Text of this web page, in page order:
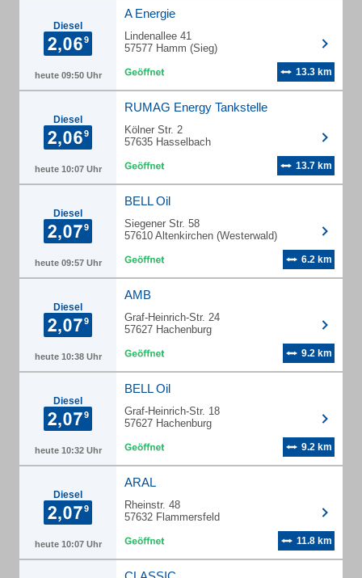
Diesel
heute 09:50 Uhr
A Energie
Lindenallee 41
57577 Hamm (Sieg)
13.3 km
Diesel
heute 10:07 Uhr
RUMAG Energy Tankstelle
Kölner Str. 2
57635 Hasselbach
13.7 km
Diesel
heute 09:57 Uhr
BELL Oil
Siegener Str. 58
57610 Altenkirchen (Westerwald)
6.2 km
Diesel
heute 10:38 Uhr
AMB
Graf-Heinrich-Str. 24
57627 Hachenburg
9.2 km
Diesel
heute 10:32 Uhr
BELL Oil
Graf-Heinrich-Str. 18
57627 Hachenburg
9.2 km
Diesel
heute 10:07 Uhr
ARAL
Rheinstr. 48
57632 Flammersfeld
11.8 km